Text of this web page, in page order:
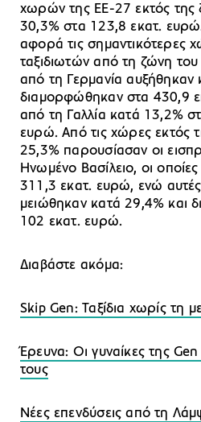
χωρών της ΕΕ-27 εκτός της
30,3% στα 123,8 εκατ.
αφορά τις σημαντικότερες
ταξιδιωτών από τη ζώνη του
από τη Γερμανία αυξήθηκαν
διαμορφώθηκαν στα 430,9
από τη Γαλλία κατά 13,2%
ευρώ. Από τις χώρες εκτός
25,3% παρουσίασαν οι
Ηνωμένο Βασίλειο, οι
311,3 εκατ. ευρώ, ενώ
μειώθηκαν κατά 29,4% και
102 εκατ. ευρώ.
Διαβάστε ακόμα:
Skip Gen: Ταξίδια χωρίς τη
Έρευνα: Οι γυναίκες της
τους
Νέες επενδύσεις από τη